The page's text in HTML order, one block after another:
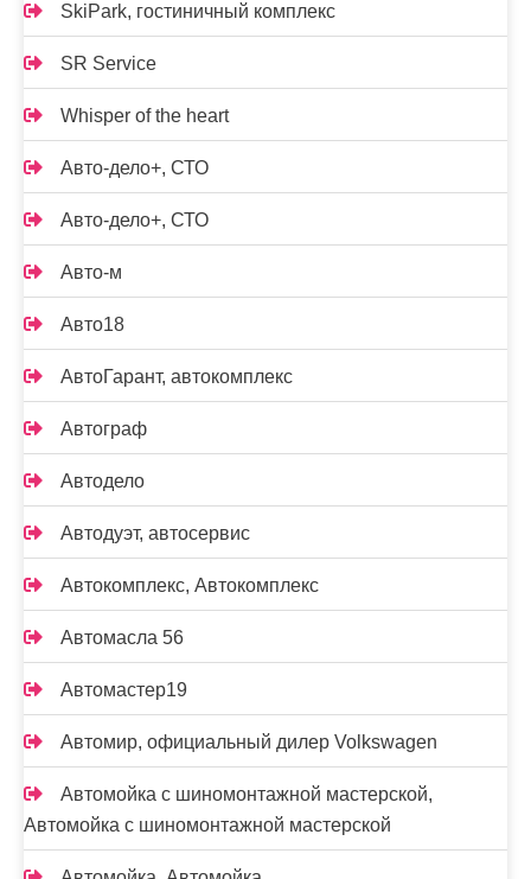
SkiPark, гостиничный комплекс
SR Service
Whisper of the heart
Авто-дело+, СТО
Авто-дело+, СТО
Авто-м
Авто18
АвтоГарант, автокомплекс
Автограф
Автодело
Автодуэт, автосервис
Автокомплекс, Автокомплекс
Автомасла 56
Автомастер19
Автомир, официальный дилер Volkswagen
Автомойка с шиномонтажной мастерской,
Автомойка с шиномонтажной мастерской